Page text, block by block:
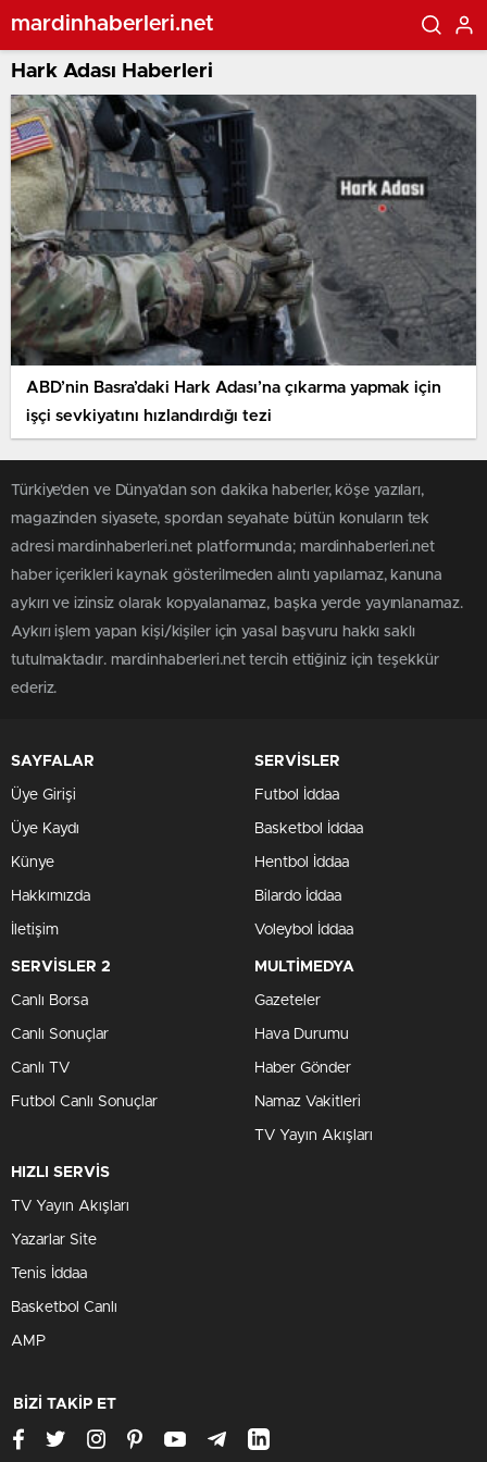
mardinhaberleri.net
Hark Adası Haberleri
ABD’nin Basra’daki Hark Adası’na çıkarma yapmak için
işçi sevkiyatını hızlandırdığı tezi
Türkiye'den ve Dünya’dan son dakika haberler, köşe yazıları,
magazinden siyasete, spordan seyahate bütün konuların tek
adresi mardinhaberleri.net platformunda; mardinhaberleri.net
haber içerikleri kaynak gösterilmeden alıntı yapılamaz, kanuna
aykırı ve izinsiz olarak kopyalanamaz, başka yerde yayınlanamaz.
Aykırı işlem yapan kişi/kişiler için yasal başvuru hakkı saklı
tutulmaktadır. mardinhaberleri.net tercih ettiğiniz için teşekkür
ederiz.
SAYFALAR
Üye Girişi
Üye Kaydı
Künye
Hakkımızda
İletişim
SERVİSLER
Futbol İddaa
Basketbol İddaa
Hentbol İddaa
Bilardo İddaa
Voleybol İddaa
SERVİSLER 2
Canlı Borsa
Canlı Sonuçlar
Canlı TV
Futbol Canlı Sonuçlar
MULTİMEDYA
Gazeteler
Hava Durumu
Haber Gönder
Namaz Vakitleri
TV Yayın Akışları
HIZLI SERVİS
TV Yayın Akışları
Yazarlar Site
Tenis İddaa
Basketbol Canlı
AMP
BİZİ TAKİP ET